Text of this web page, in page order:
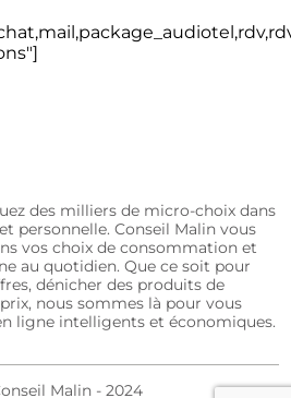
des milliers de micro-choix dans
personnelle. Conseil Malin vous
vos choix de consommation et
au quotidien. Que ce soit pour
dénicher des produits de
nous sommes là pour vous
ligne intelligents et économiques.
Malin - 2024